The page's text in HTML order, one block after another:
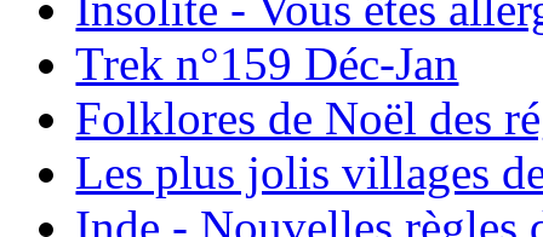
Trek n°159 Déc-Jan
Folklores de Noël des
Les plus jolis villages
Inde - Nouvelles règles